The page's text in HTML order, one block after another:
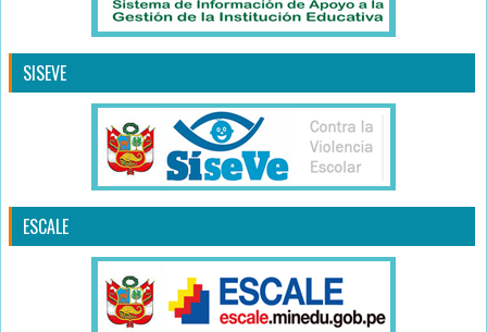
SISEVE
ESCALE